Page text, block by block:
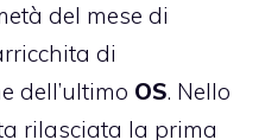
del mese di
di
dell’ultimo OS. Nello
rilasciata la prima